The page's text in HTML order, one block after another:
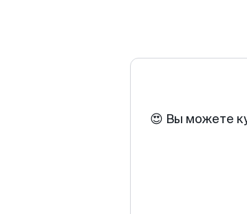
😍 Вы можете